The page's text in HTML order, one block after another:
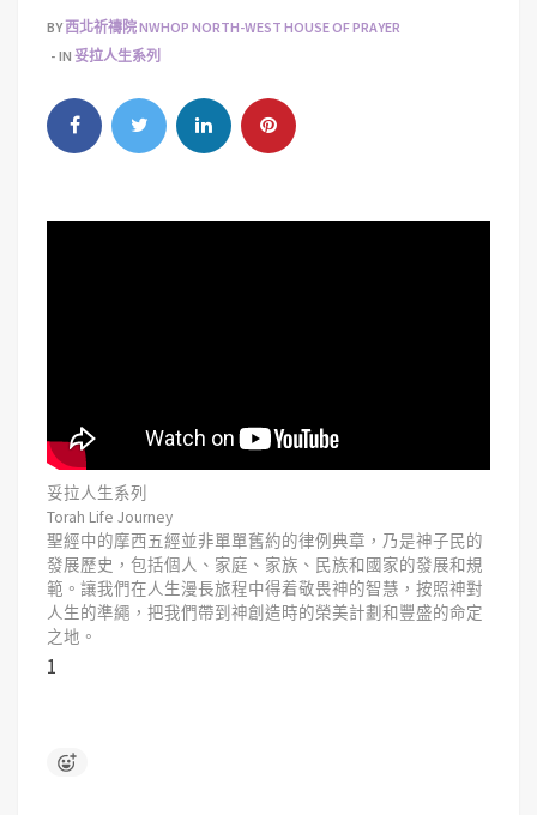
BY西北祈禱院 NWHOP NORTH-WEST HOUSE OF PRAYER
IN 妥拉人生系列
妥拉人生系列
Torah Life Journey
聖經中的摩西五經並非單單舊約的律例典章，乃是神子民的
發展歷史，包括個人、家庭、家族、民族和國家的發展和規
範。讓我們在人生漫長旅程中得着敬畏神的智慧，按照神對
人生的準繩，把我們帶到神創造時的榮美計劃和豐盛的命定
之地。
1